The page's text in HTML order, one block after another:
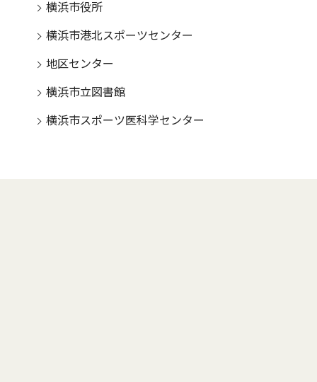
横浜市役所
横浜市港北スポーツセンター
地区センター
横浜市立図書館
横浜市スポーツ医科学センター